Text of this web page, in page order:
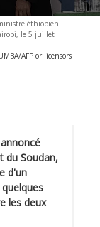
éthiopien
le 5 juillet
AFP or licensors
du Soudan,
d'un
les deux